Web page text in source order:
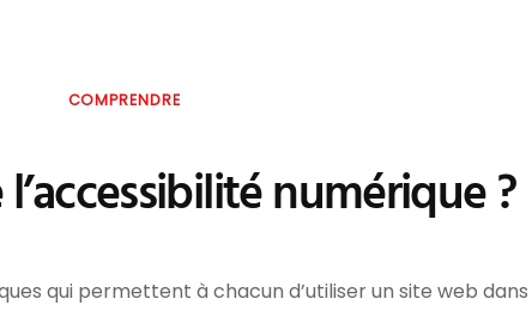
COMPRENDRE
numérique ?
qui permettent à chacun d’utiliser un site web